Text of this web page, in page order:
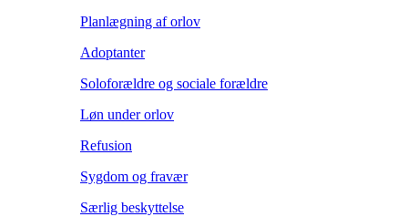
Planlægning af orlov
Adoptanter
Soloforældre og sociale forældre
Løn under orlov
Refusion
Sygdom og fravær
Særlig beskyttelse